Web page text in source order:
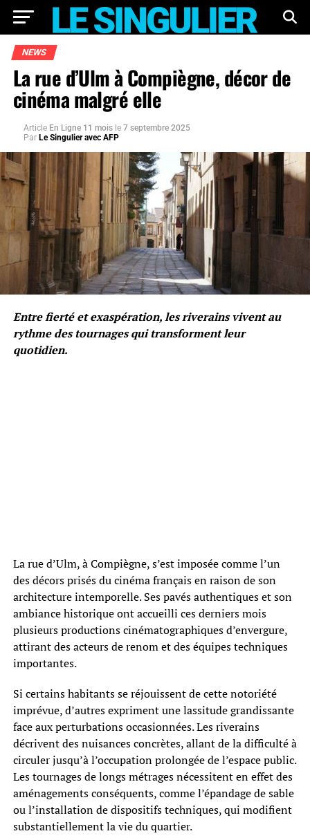
NEWS
La rue d’Ulm à Compiègne, décor de
cinéma malgré elle
Article En Ligne 11 mois le 7 septembre 2025
Par Le Singulier avec AFP
Entre fierté et exaspération, les riverains vivent au
rythme des tournages qui transforment leur
quotidien.
La rue d’Ulm, à Compiègne, s’est imposée comme l’un
des décors prisés du cinéma français en raison de son
architecture intemporelle. Ses pavés authentiques et son
ambiance historique ont accueilli ces derniers mois
plusieurs productions cinématographiques d’envergure,
attirant des acteurs de renom et des équipes techniques
importantes.
Si certains habitants se réjouissent de cette notoriété
imprévue, d’autres expriment une lassitude grandissante
face aux perturbations occasionnées. Les riverains
décrivent des nuisances concrètes, allant de la difficulté à
circuler jusqu’à l’occupation prolongée de l’espace public.
Les tournages de longs métrages nécessitent en effet des
aménagements conséquents, comme l’épandage de sable
ou l’installation de dispositifs techniques, qui modifient
substantiellement la vie du quartier.